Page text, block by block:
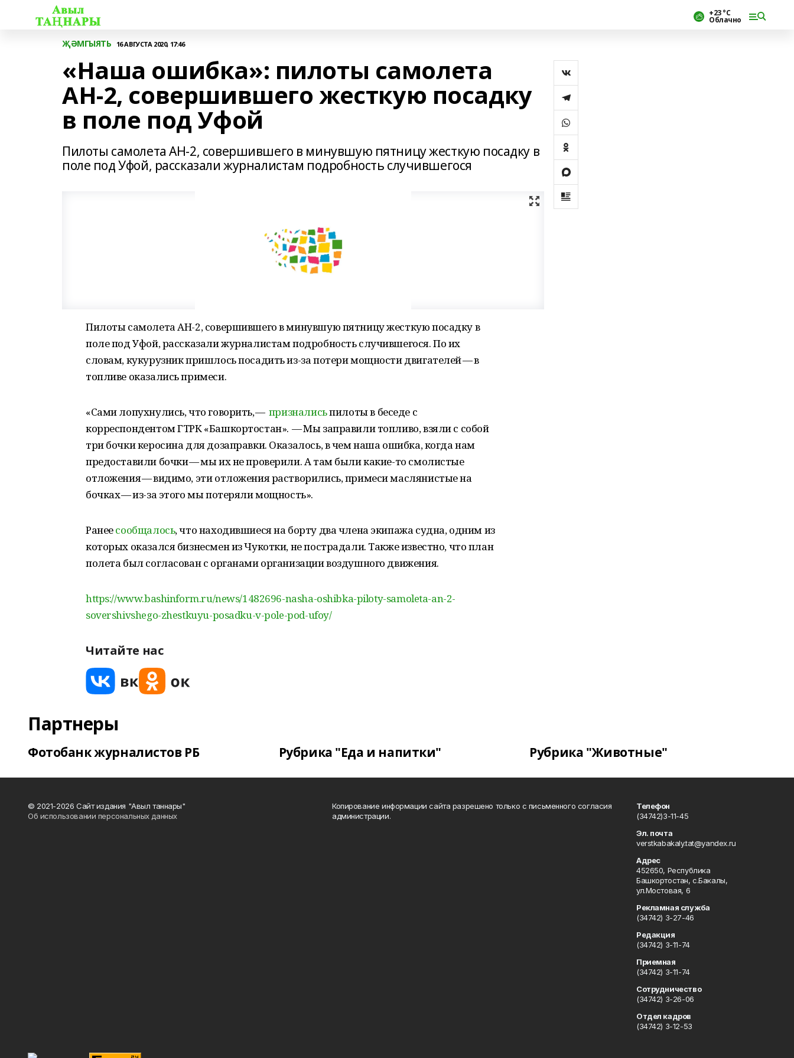
+23 °С
Облачно
ҖӘМГЫЯТЬ 16 АВГУСТА 2020, 17:46
«Наша ошибка»: пилоты самолета
АН-2, совершившего жесткую посадку
в поле под Уфой
Пилоты самолета АН-2, совершившего в минувшую пятницу жесткую посадку в
поле под Уфой, рассказали журналистам подробность случившегося
Пилоты самолета АН-2, совершившего в минувшую пятницу жесткую посадку в
поле под Уфой, рассказали журналистам подробность случившегося. По их
словам, кукурузник пришлось посадить из-за потери мощности двигателей — в
топливе оказались примеси.
«Сами лопухнулись, что говорить, — призналисьпилоты в беседе с
корреспондентом ГТРК «Башкортостан». — Мы заправили топливо, взяли с собой
три бочки керосина для дозаправки. Оказалось, в чем наша ошибка, когда нам
предоставили бочки — мы их не проверили. А там были какие-то смолистые
отложения — видимо, эти отложения растворились, примеси маслянистые на
бочках — из-за этого мы потеряли мощность».
Ранеесообщалось, что находившиеся на борту два члена экипажа судна, одним из
которых оказался бизнесмен из Чукотки, не пострадали. Также известно, что план
полета был согласован с органами организации воздушного движения.
https://www.bashinform.ru/news/1482696-nasha-oshibka-piloty-samoleta-an-2-
sovershivshego-zhestkuyu-posadku-v-pole-pod-ufoy/
Читайте нас
Партнеры
Фотобанк журналистов РБ Рубрика "Еда и напитки" Рубрика "Животные"
© 2021-2026 Сайт издания "Авыл таннары"
Об использовании персональных данных
Копирование информации сайта разрешено только с письменного согласия
администрации.
Телефон
(34742)3-11-45
Эл. почта
verstkabakaly.tat@yandex.ru
Адрес
452650, Республика
Башкортостан, с.Бакалы,
ул.Мостовая, 6
Рекламная служба
(34742) 3-27-46
Редакция
(34742) 3-11-74
Приемная
(34742) 3-11-74
Сотрудничество
(34742) 3-26-06
Отдел кадров
(34742) 3-12-53